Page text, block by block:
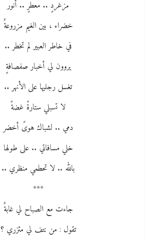
مزغردٍ .. معطرٍ .. أنور
خضراء ، بين الغيم مزروعةٌ
في خاطر العبير لم تخطر ..
يروون لي أخبار صفصافةٍ
تغسل رجليها على الأنهر ..
لا تسبلي ستارةً غضةً
دمي .. لشباك هوىً أخضر
خلي مسافاتي .. على طولها
بالله .. لا تحطمي منظري ..
***
جاءت مع الصباح لي غابةٌ
تقول : من نتف لي مئزري ؟